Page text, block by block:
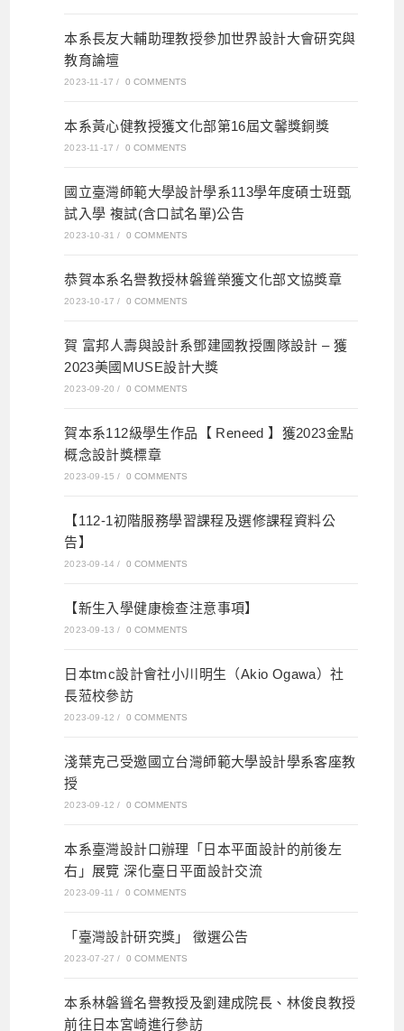
本系長友大輔助理教授參加世界設計大會研究與
教育論壇
2023-11-17 / 0 COMMENTS
本系黃心健教授獲文化部第16屆文馨獎銅獎
2023-11-17 / 0 COMMENTS
國立臺灣師範大學設計學系113學年度碩士班甄
試入學 複試(含口試名單)公告
2023-10-31 / 0 COMMENTS
恭賀本系名譽教授林磐聳榮獲文化部文協獎章
2023-10-17 / 0 COMMENTS
賀 富邦人壽與設計系鄧建國教授團隊設計 – 獲
2023美國MUSE設計大獎
2023-09-20 / 0 COMMENTS
賀本系112級學生作品【 Reneed 】獲2023金點
概念設計獎標章
2023-09-15 / 0 COMMENTS
【112-1初階服務學習課程及選修課程資料公
告】
2023-09-14 / 0 COMMENTS
【新生入學健康檢查注意事項】
2023-09-13 / 0 COMMENTS
日本tmc設計會社小川明生（Akio Ogawa）社
長蒞校參訪
2023-09-12 / 0 COMMENTS
淺葉克己受邀國立台灣師範大學設計學系客座教
授
2023-09-12 / 0 COMMENTS
本系臺灣設計口辦理「日本平面設計的前後左
右」展覽 深化臺日平面設計交流
2023-09-11 / 0 COMMENTS
「臺灣設計研究獎」 徵選公告
2023-07-27 / 0 COMMENTS
本系林磐聳名譽教授及劉建成院長、林俊良教授
前往日本宮崎進行參訪